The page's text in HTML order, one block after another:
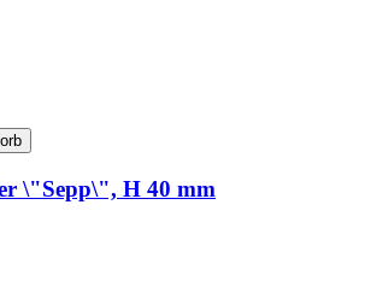
\"Sepp\", H 40 mm